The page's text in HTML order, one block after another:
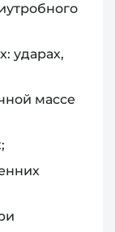
ударах,
массе